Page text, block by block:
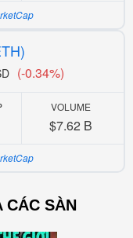
(-0.34%)
VOLUME
$7.62 B
CÁC SÀN